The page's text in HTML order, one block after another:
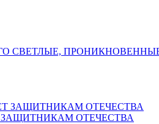
СВЕТЛЫЕ,
ОТЕЧЕСТВА